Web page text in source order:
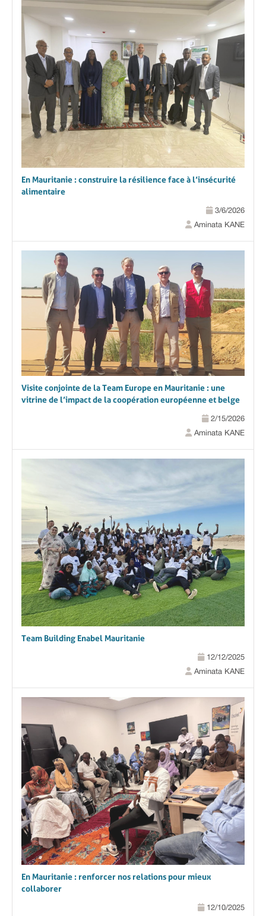
En Mauritanie : construire la résilience face à l’insécurité
alimentaire
3/6/2026
Aminata KANE
Visite conjointe de la Team Europe en Mauritanie : une
vitrine de l’impact de la coopération européenne et belge
2/15/2026
Aminata KANE
Team Building Enabel Mauritanie
12/12/2025
Aminata KANE
En Mauritanie : renforcer nos relations pour mieux
collaborer
12/10/2025